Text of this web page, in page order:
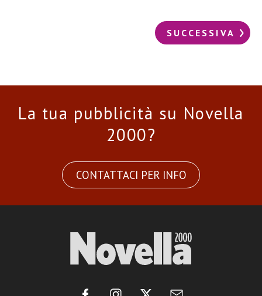
SUCCESSIVA
La tua pubblicità su Novella
2000?
CONTATTACI PER INFO